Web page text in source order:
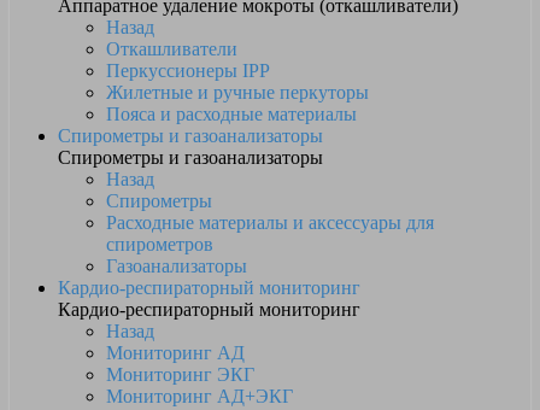
Аппаратное удаление мокроты (откашливатели)
Назад
Откашливатели
Перкуссионеры IPP
Жилетные и ручные перкуторы
Пояса и расходные материалы
Спирометры и газоанализаторы
Спирометры и газоанализаторы
Назад
Спирометры
Расходные материалы и аксессуары для
спирометров
Газоанализаторы
Кардио-респираторный мониторинг
Кардио-респираторный мониторинг
Назад
Мониторинг АД
Мониторинг ЭКГ
Мониторинг АД+ЭКГ